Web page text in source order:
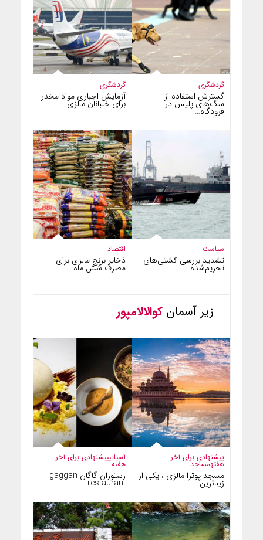
گردشگری
آزمایش اجباری مواد مخدر
برای خلبانان مالزی…
گردشگری
گسترش استفاده از
سگ‌های پلیس در
فرودگاه…
اقتصاد
ذخایر برنج مالزی برای
مصرف شش ماه…
سیاست
تشدید بررسی کشتی‌های
تحریم‌شده
زیر آسمان کوالالامپور
آسیاییپیشنهادی برای آخر
هفته
رستوران گاگان gaggan
restaurant
پیشنهادی برای آخر
هفتهمساجد
مسجد پوترا مالزی ، یکی از
زیباترین…